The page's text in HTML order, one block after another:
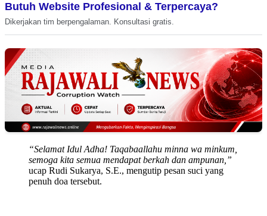
Butuh Website Profesional & Terpercaya?
Dikerjakan tim berpengalaman. Konsultasi gratis.
“Selamat Idul Adha! Taqabaallahu minna wa minkum,
semoga kita semua mendapat berkah dan ampunan,”
ucap Rudi Sukarya, S.E., mengutip pesan suci yang
penuh doa tersebut.